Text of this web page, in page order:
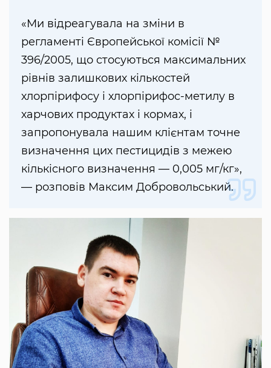
«Ми відреагувала на зміни в
регламенті Європейської комісії №
396/2005, що стосуються максимальних
рівнів залишкових кількостей
хлорпірифосу і хлорпірифос-метилу в
харчових продуктах і кормах, і
запропонувала нашим клієнтам точне
визначення цих пестицидів з межею
кількісного визначення — 0,005 мг/кг»,
— розповів Максим Добровольський.